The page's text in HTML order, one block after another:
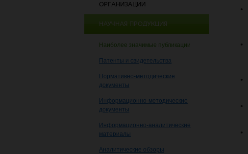
ОРГАНИЗАЦИИ
НАУЧНАЯ ПРОДУКЦИЯ
Наиболее значимые публикации
Патенты и свидетельства
Нормативно-методические
документы
Информационно-методические
документы
Информационно-аналитические
материалы
Аналитические обзоры